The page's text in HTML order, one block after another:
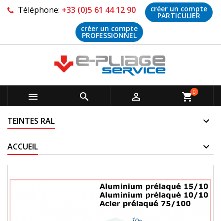
Téléphone: +33 (0)5 61 44 12 90 créer un compte
PARTICULIER
créer un compte
PROFESSIONNEL
   shopping_cart0
TEINTES RAL
ACCUEIL